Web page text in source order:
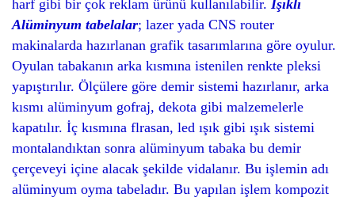
harf gibi bir çok reklam ürünü kullanılabilir. Işıklı
Alüminyum tabelalar; lazer yada CNS router
makinalarda hazırlanan grafik tasarımlarına göre oyulur.
Oyulan tabakanın arka kısmına istenilen renkte pleksi
yapıştırılır. Ölçülere göre demir sistemi hazırlanır, arka
kısmı alüminyum gofraj, dekota gibi malzemelerle
kapatılır. İç kısmına flrasan, led ışık gibi ışık sistemi
montalandıktan sonra alüminyum tabaka bu demir
çerçeveyi içine alacak şekilde vidalanır. Bu işlemin adı
alüminyum oyma tabeladır. Bu yapılan işlem kompozit